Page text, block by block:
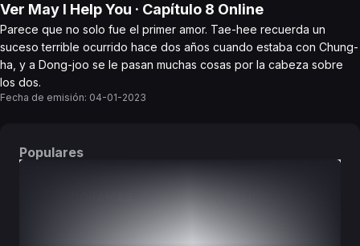
Ver May I Help You · Capítulo 8 Online
Parece que no solo fue el primer amor. Tae-hee recuerda un
suceso terrible ocurrido hace dos años cuando estaba con Chung-
ha, y a Dong-joo se le pasan muchas cosas por la cabeza sobre
los dos.
Fecha de emisión: 04-01-2023
Populares